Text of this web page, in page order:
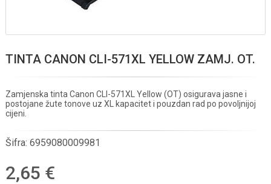
TINTA CANON CLI-571XL YELLOW ZAMJ. OT.
Zamjenska tinta Canon CLI-571XL Yellow (OT) osigurava jasne i
postojane žute tonove uz XL kapacitet i pouzdan rad po povoljnijoj
cijeni.
Šifra: 6959080009981
2,65 €